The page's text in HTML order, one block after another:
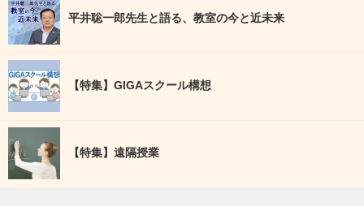
平井聡一郎先生と語る、教室の今と近未来
【特集】GIGAスクール構想
【特集】遠隔授業